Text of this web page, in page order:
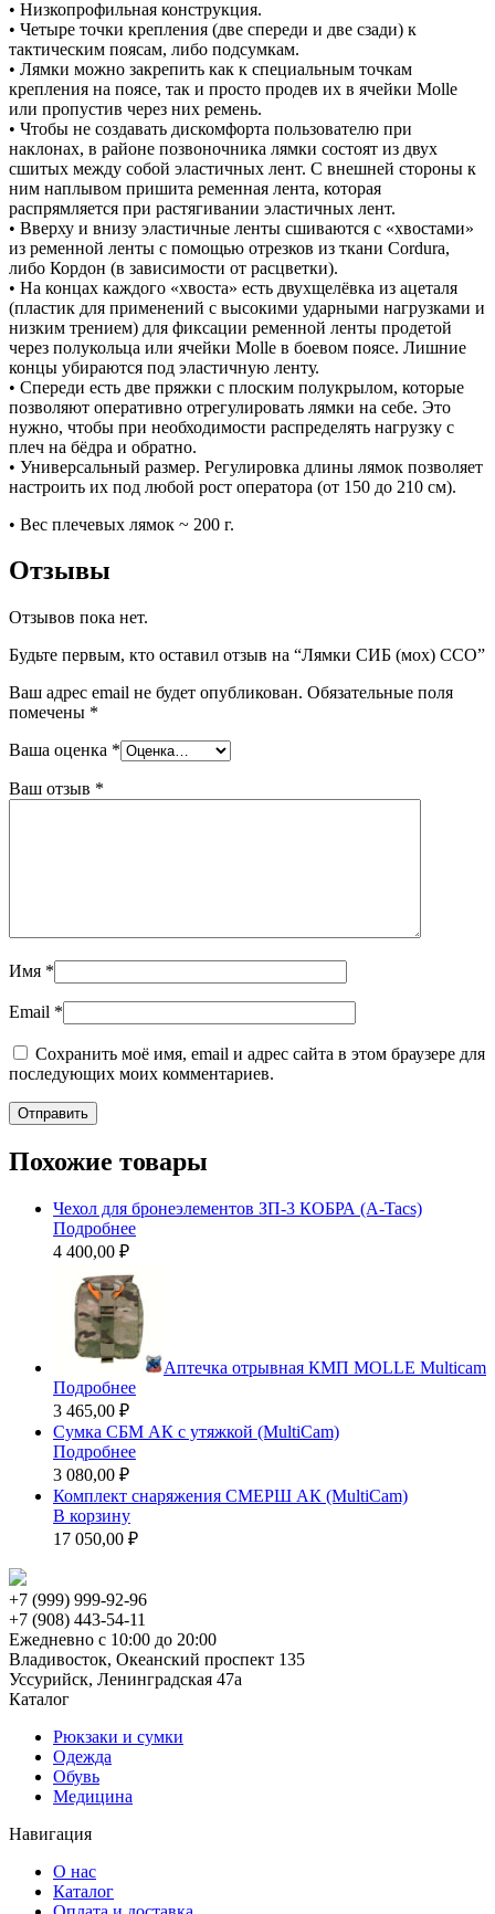
• Низкопрофильная конструкция.
• Четыре точки крепления (две спереди и две сзади) к
тактическим поясам, либо подсумкам.
• Лямки можно закрепить как к специальным точкам
крепления на поясе, так и просто продев их в ячейки Molle
или пропустив через них ремень.
• Чтобы не создавать дискомфорта пользователю при
наклонах, в районе позвоночника лямки состоят из двух
сшитых между собой эластичных лент. С внешней стороны к
ним наплывом пришита ременная лента, которая
распрямляется при растягивании эластичных лент.
• Вверху и внизу эластичные ленты сшиваются с «хвостами»
из ременной ленты с помощью отрезков из ткани Cordura,
либо Кордон (в зависимости от расцветки).
• На концах каждого «хвоста» есть двухщелёвка из ацеталя
(пластик для применений с высокими ударными нагрузками и
низким трением) для фиксации ременной ленты продетой
через полукольца или ячейки Molle в боевом поясе. Лишние
концы убираются под эластичную ленту.
• Спереди есть две пряжки с плоским полукрылом, которые
позволяют оперативно отрегулировать лямки на себе. Это
нужно, чтобы при необходимости распределять нагрузку с
плеч на бёдра и обратно.
• Универсальный размер. Регулировка длины лямок позволяет
настроить их под любой рост оператора (от 150 до 210 см).
• Вес плечевых лямок ~ 200 г.
Отзывы
Отзывов пока нет.
Будьте первым, кто оставил отзыв на “Лямки СИБ (мох) ССО”
Ваш адрес email не будет опубликован. Обязательные поля
помечены *
Ваша оценка *
Ваш отзыв *
Имя *
Email *
Сохранить моё имя, email и адрес сайта в этом браузере для
последующих моих комментариев.
Похожие товары
Чехол для бронеэлементов ЗП-3 КОБРА (A-Tacs)
Подробнее
4 400,00 ₽
Аптечка отрывная КМП MOLLE Multicam
Подробнее
3 465,00 ₽
Сумка СБМ АК с утяжкой (MultiCam)
Подробнее
3 080,00 ₽
Комплект снаряжения СМЕРШ АК (MultiCam)
В корзину
17 050,00 ₽
+7 (999) 999-92-96
+7 (908) 443-54-11
Ежедневно с 10:00 до 20:00
Владивосток, Океанский проспект 135
Уссурийск, Ленинградская 47а
Каталог
Рюкзаки и сумки
Одежда
Обувь
Медицина
Навигация
О нас
Каталог